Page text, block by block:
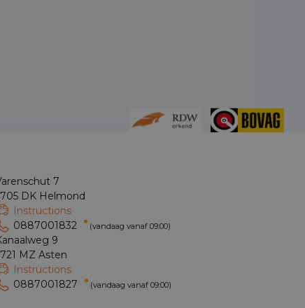
7
DK Helmond
Instructions
0887001832
(vandaag vanaf 09:00)
9
MZ Asten
Instructions
0887001827
(vandaag vanaf 09:00)